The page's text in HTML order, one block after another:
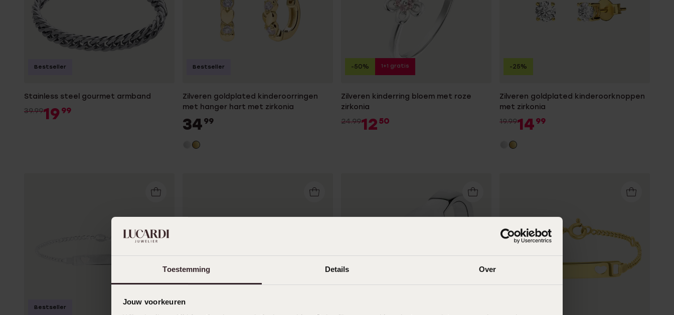
Toestemming Details Over
Jouw voorkeuren
Stainless steel gourmet armband
39.9919 99
Bestseller
Zilveren goldplated kinderoorringen
met hanger hart met zirkonia
34 99
Bestseller
Zilveren kinderring bloem met roze
zirkonia
24.9912 50
-50% 1+1 gratis
Zilveren goldplated kinderoorknoppen
met zirkonia
19.9914 99
-25%
Bestseller